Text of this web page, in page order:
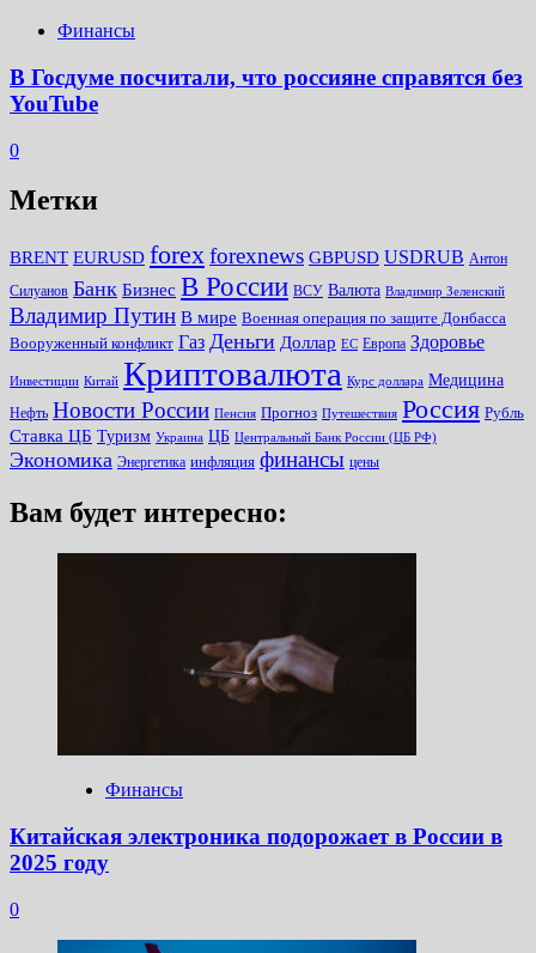
Финансы
В Госдуме посчитали, что россияне справятся без
YouTube
0
Метки
BRENT EURUSD forexforexnews GBPUSD USDRUB Антон
Силуанов Банк Бизнес В России ВСУ Валюта Владимир Зеленский
Владимир Путин В мире Военная операция по защите Донбасса
Вооруженный конфликт Газ Деньги Доллар ЕС Европа Здоровье
Инвестиции Китай Криптовалюта Курс доллара Медицина
Нефть Новости России Пенсия Прогноз Путешествия Россия Рубль
Ставка ЦБ Туризм Украина ЦБ Центральный Банк России (ЦБ РФ)
Экономика Энергетика инфляция финансы цены
Вам будет интересно:
Финансы
Китайская электроника подорожает в России в
2025 году
0